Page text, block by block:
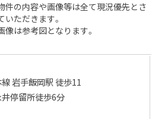
件の内容や画像等は全て現況優先とさ
いただきます。
像は参考図となります。
岩手飯岡駅 徒歩11
停留所徒歩6分